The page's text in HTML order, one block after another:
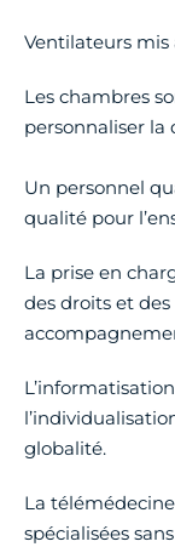
Ventilateurs mis
Les chambres
personnaliser la
Un personnel
qualité pour
La prise en
des droits et
globalité.
La
spécialisées